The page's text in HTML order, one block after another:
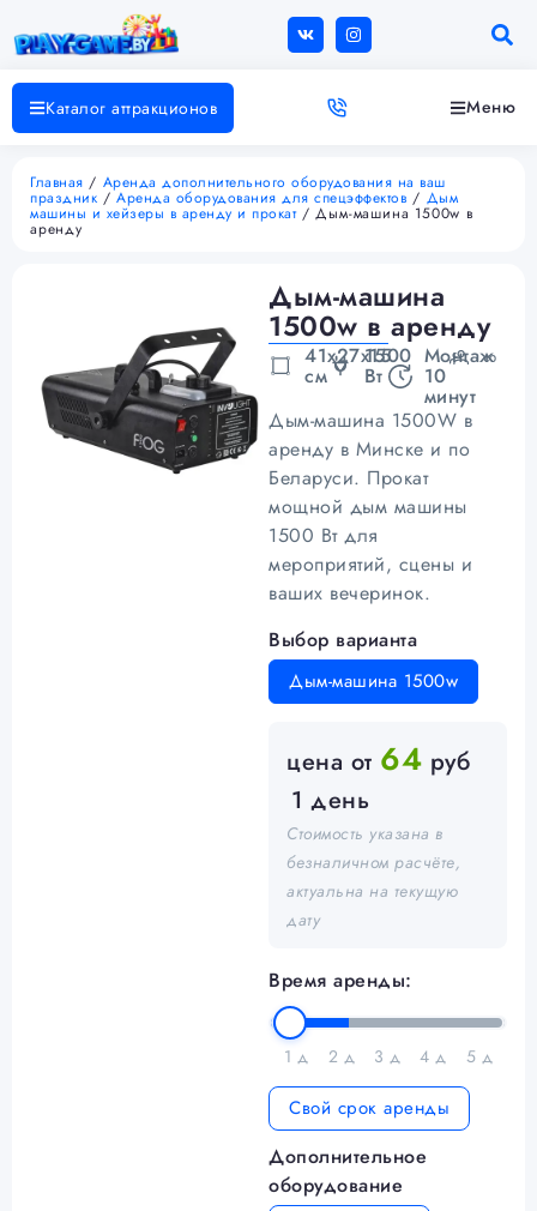
Каталог аттракционов Меню
Главная / Аренда дополнительного оборудования на ваш
праздник /Аренда оборудования для спецэффектов / Дым
машины и хейзеры в аренду и прокат/ Дым-машина 1500w в
аренду
Дым-машина
1500w в аренду
41х27х15
см
1500
Вт
Монтаж
10
минут
∞
Дым-машина 1500W в
аренду в Минске и по
Беларуси. Прокат
мощной дым машины
1500 Вт для
мероприятий, сцены и
ваших вечеринок.
Выбор варианта
Дым-машина 1500w
цена от 64 руб
1 день
Стоимость указана в
безналичном расчёте,
актуальна на текущую
дату
Время аренды:
1 д 2 д 3 д 4 д 5 д
Свой срок аренды
Дополнительное
оборудование